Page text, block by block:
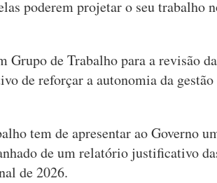
poderem projetar o seu trabalho
Grupo de Trabalho para a revisão
de reforçar a autonomia da
tem de apresentar ao Governo
de um relatório justificativo
de 2026.